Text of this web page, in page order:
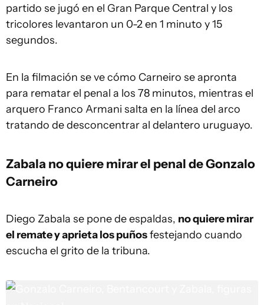
partido se jugó en el Gran Parque Central y los
tricolores levantaron un 0-2 en 1 minuto y 15
segundos.
En la filmación se ve cómo Carneiro se apronta
para rematar el penal a los 78 minutos, mientras el
arquero Franco Armani salta en la línea del arco
tratando de desconcentrar al delantero uruguayo.
Zabala no quiere mirar el penal de Gonzalo
Carneiro
Diego Zabala se pone de espaldas, no quiere mirar
el remate y aprieta los puñosfestejando cuando
escucha el grito de la tribuna.